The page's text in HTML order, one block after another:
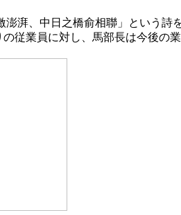
湃、中日之橋俞相聯」という詩
従業員に対し、馬部長は今後の